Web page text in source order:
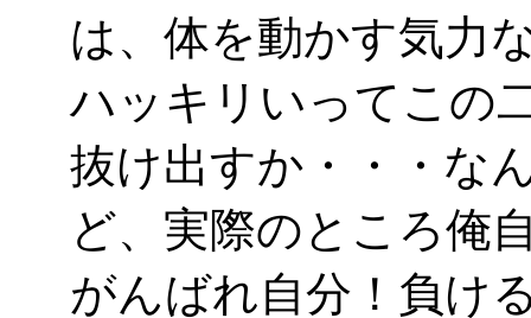
は、体を動かす気力
ハッキリいってこの
抜け出すか・・・な
ど、実際のところ俺
がんばれ自分！負け